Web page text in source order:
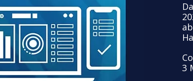
3